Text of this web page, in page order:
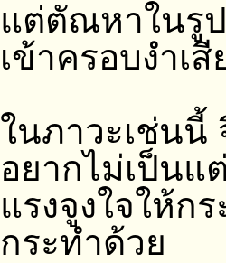
แต่ตัณหาในรู
เข้าครอบงำเ
ในภาวะเช่นนี้
อยากไม่เป็นแ
แรงจูงใจให้ก
กระทำด้วย